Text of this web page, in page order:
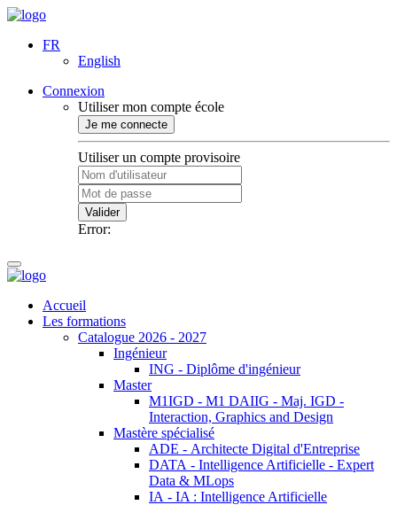
FR
English
Connexion
Utiliser mon compte école
Je me connecte
Utiliser un compte provisoire
Valider
Error:
Accueil
Les formations
Catalogue 2026 - 2027
Ingénieur
ING - Diplôme d'ingénieur
Master
M1IGD - M1 DAIIG - Maj. IGD -
Interaction, Graphics and Design
Mastère spécialisé
ADE - Architecte Digital d'Entreprise
DATA - Intelligence Artificielle - Expert
Data & MLops
IA - IA : Intelligence Artificielle